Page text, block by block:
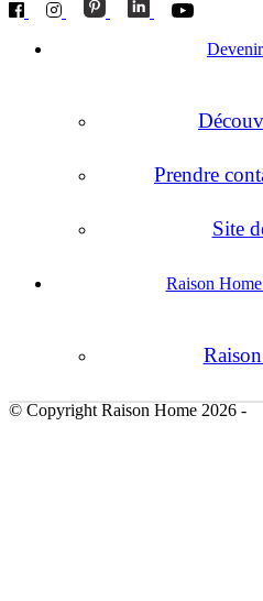
Prendre
Site
Raison
© Copyright Raison Home 2026 -